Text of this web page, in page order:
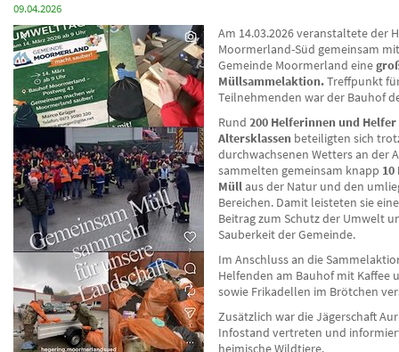
09.04.2026
Am 14.03.2026 veranstaltete der
Moormerland-Süd gemeinsam
Gemeinde Moormerland eine
Müllsammelaktion.Treffpunkt
Teilnehmenden war der Bauhof
Rund 200 Helferinnen und
Altersklassen beteiligten sich
durchwachsenen Wetters an der
sammelten gemeinsam knapp
Müllaus der Natur und den
Bereichen. Damit leisteten sie
Beitrag zum Schutz der Umwelt
Sauberkeit der Gemeinde.
Im Anschluss an die
Helfenden am Bauhof mit Kaffee
sowie Frikadellen im Brötchen
Zusätzlich war die Jägerschaft
Infostand vertreten und
heimische Wildtiere.